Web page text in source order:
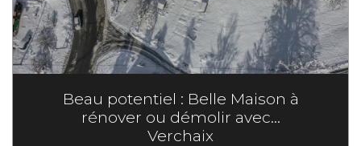
Beau potentiel : Belle Maison à
rénover ou démolir avec...
Verchaix